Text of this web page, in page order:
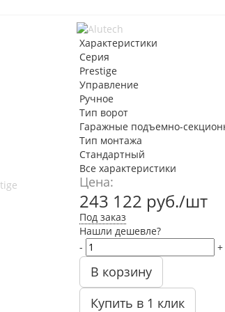
Характеристики
Серия
Prestige
Управление
Ручное
Тип ворот
Гаражные подъемно-
Тип монтажа
Стандартный
Все характеристики
Цена:
243 122 руб./шт
Под заказ
Нашли дешевле?
-
+
В корзину
Купить в 1 клик